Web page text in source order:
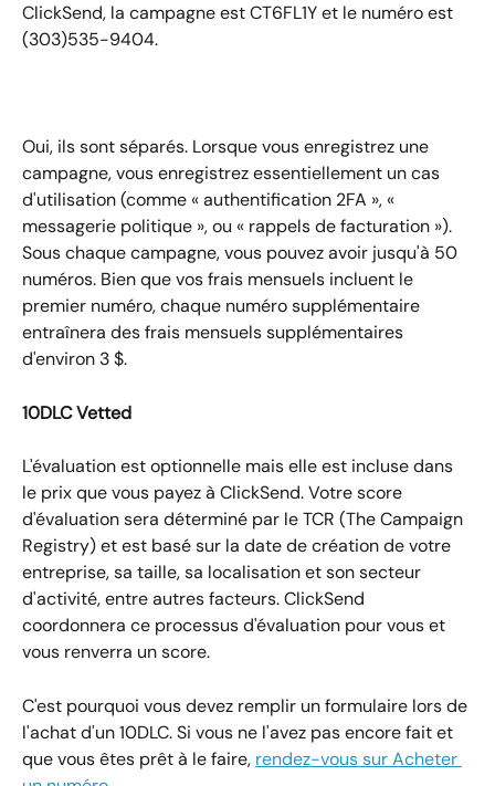
ClickSend, la campagne est CT6FL1Y et le numéro est
(303)535-9404.
Oui, ils sont séparés. Lorsque vous enregistrez une
campagne, vous enregistrez essentiellement un cas
d'utilisation (comme « authentification 2FA », «
messagerie politique », ou « rappels de facturation »).
Sous chaque campagne, vous pouvez avoir jusqu'à 50
numéros. Bien que vos frais mensuels incluent le
premier numéro, chaque numéro supplémentaire
entraînera des frais mensuels supplémentaires
d'environ 3 $.
10DLC Vetted
L'évaluation est optionnelle mais elle est incluse dans
le prix que vous payez à ClickSend. Votre score
d'évaluation sera déterminé par le TCR (The Campaign
Registry) et est basé sur la date de création de votre
entreprise, sa taille, sa localisation et son secteur
d'activité, entre autres facteurs. ClickSend
coordonnera ce processus d'évaluation pour vous et
vous renverra un score.
C'est pourquoi vous devez remplir un formulaire lors de
l'achat d'un 10DLC. Si vous ne l'avez pas encore fait et
que vous êtes prêt à le faire, rendez-vous sur Acheter